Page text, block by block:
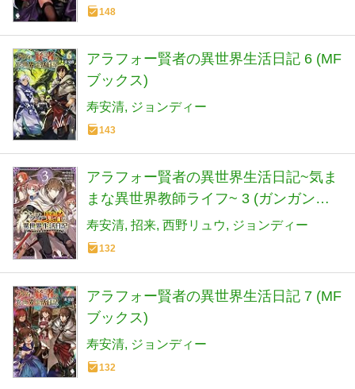
148
アラフォー賢者の異世界生活日記 6 (MF
ブックス)
寿安清 ジョンディー
143
アラフォー賢者の異世界生活日記~気ま
まな異世界教師ライフ~ 3 (ガンガンコ
ミックス UP!)
寿安清 招来 西野リュウ ジョンディー
132
アラフォー賢者の異世界生活日記 7 (MF
ブックス)
寿安清 ジョンディー
132